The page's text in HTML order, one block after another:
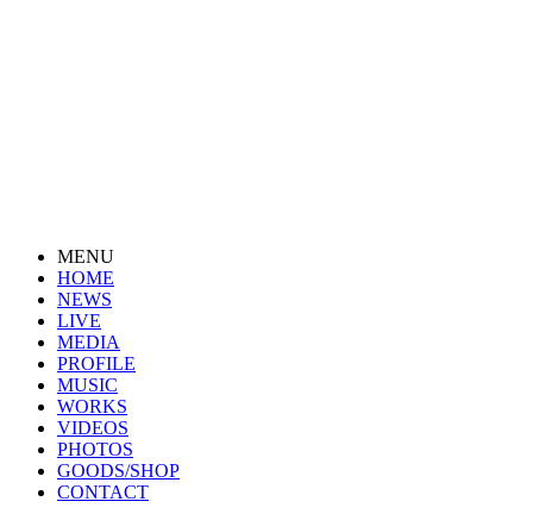
MENU
HOME
NEWS
LIVE
MEDIA
PROFILE
MUSIC
WORKS
VIDEOS
PHOTOS
GOODS/SHOP
CONTACT